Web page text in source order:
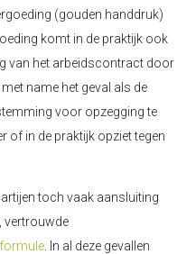
(gouden handdruk)
komt in de praktijk ook
van het arbeidscontract door
name het geval als de
voor opzegging te
of in de praktijk opziet tegen
toch vaak aansluiting
vertrouwde
. In al deze gevallen